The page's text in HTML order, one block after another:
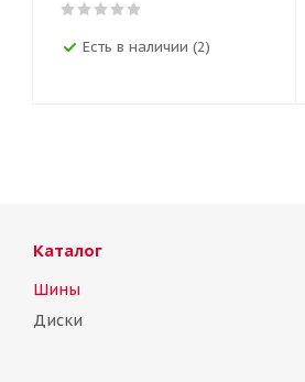
Есть в наличии (2)
Каталог
Шины
Диски